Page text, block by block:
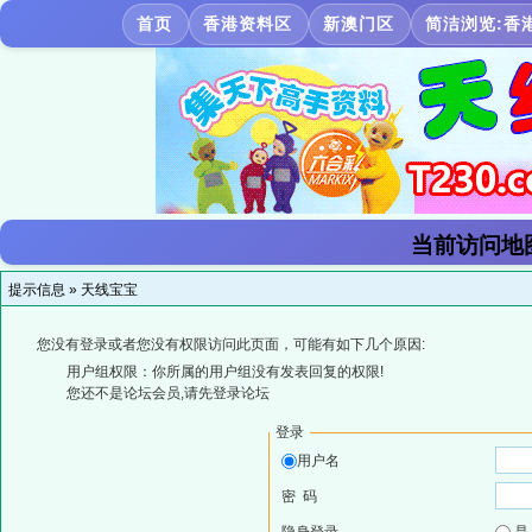
首页 香港资料区 新澳门区 简洁浏览:香
当前访问地
提示信息 » 天线宝宝
您没有登录或者您没有权限访问此页面，可能有如下几个原因:
用户组权限：你所属的用户组没有发表回复的权限!
您还不是论坛会员,请先登录论坛
登录
用户名
密 码